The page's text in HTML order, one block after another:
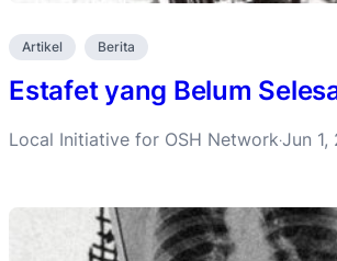
Artikel Berita
Estafet yang Belum
Local Initiative for OSH Network·Jun 1,